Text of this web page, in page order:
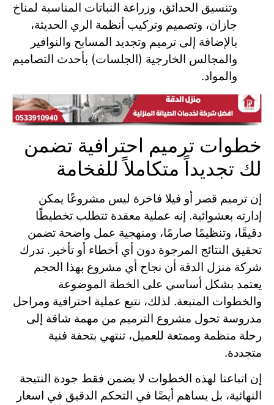
وتنسيق الحدائق، وزراعة النباتات المناسبة لمناخ
جازان، وتصميم وتركيب أنظمة الري الحديثة،
بالإضافة إلى ترميم وتجديد المسابح والنوافير
والمجالس الخارجية (الجلسات) بأحدث التصاميم
والمواد.
خطوات ترميم احترافية تضمن
لك تجديداً متكاملاً للفخامة
إن ترميم قصر أو فيلا فاخرة ليس مشروعًا يمكن
إدارته بعشوائية. إنه عملية معقدة تتطلب تخطيطًا
دقيقًا، وتنظيمًا صارمًا، ومنهجية عمل واضحة تضمن
تحقيق النتائج المرجوة دون أي أخطاء أو تأخير. تدرك
شركة منزل الدقة أن نجاح أي مشروع بهذا الحجم
يعتمد بشكل أساسي على الخطة الموضوعة
والخطوات المتبعة. لذلك، نتبع عملية احترافية ومراحل
مدروسة تحول مشروع الترميم من مهمة شاقة إلى
رحلة منظمة وممتعة للعميل، تنتهي بتحفة فنية
متجددة.
إن اتباعنا لهذه الخطوات لا يضمن فقط جودة النتيجة
النهائية، بل يساهم أيضًا في التحكم الدقيق في اسعار